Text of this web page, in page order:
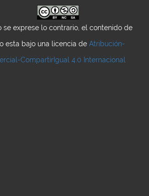
se exprese lo contrario, el contenido de
esta bajo una licencia de Atribución-
CompartirIgual 4.0 Internacional